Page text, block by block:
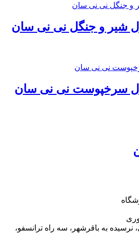
شیر و جنگل نی نی سان
سرخپوست نی نی سان
نرسیده به باقرشهر، سه راه ترانسفو،